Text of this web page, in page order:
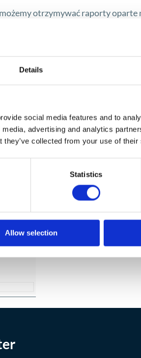
Details
social media features and to
advertising and analytics
they’ve collected from your use of
Statistics
Allow selection
otrzymywać raporty oparte
nich jest mechanizm delty, który
nie istnieją w tabeli. Mechanizm
znacznikami. Takimi znacznikami
Delta sprawdza jaki
znaczniki. Dzięki delcie
co znacznie utrudniało